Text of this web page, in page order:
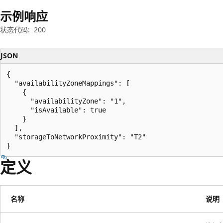
示例响应
状态代码: 200
JSON
{
  "availabilityZoneMappings": [
    {
      "availabilityZone": "1",
      "isAvailable": true
    }
  ],
  "storageToNetworkProximity": "T2"
}
定义
名称 说明